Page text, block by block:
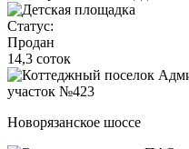
Статус:
Продан
14,3 соток
участок №423
Новорязанское шоссе